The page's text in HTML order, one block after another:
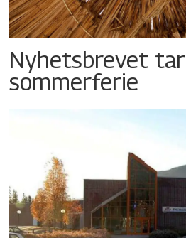
Nyhetsbrevet tar
sommerferie